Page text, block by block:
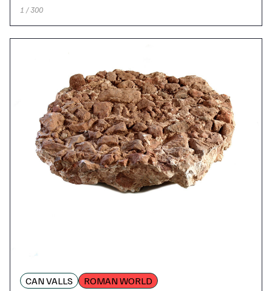
1 / 300
CAN VALLS ROMAN WORLD